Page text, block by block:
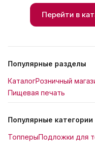
Перейти в
Популярные разделы
КаталогРозничный
Пищевая печать
Популярные категории
ТопперыПодложки для